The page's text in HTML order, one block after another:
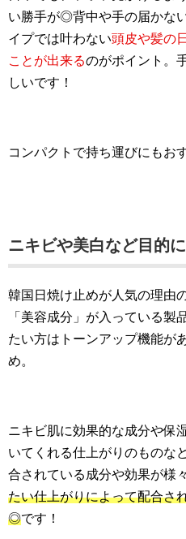
い勝手が◎背中や手の届かな
イプでは叶わない頭皮や髪の
ことが出来るのがポイント。
しいです！
コンパクトで持ち運びにもお
ニキビや美白など目的
韓国日焼け止めが人気の理由
「美容成分」が入っている製
たい方はトーンアップ機能が
め。
ニキビ肌に効果的な成分や保
いてくれる仕上がりのものな
合されている成分や効果が様
たい仕上がりによって配合さ
◎です！